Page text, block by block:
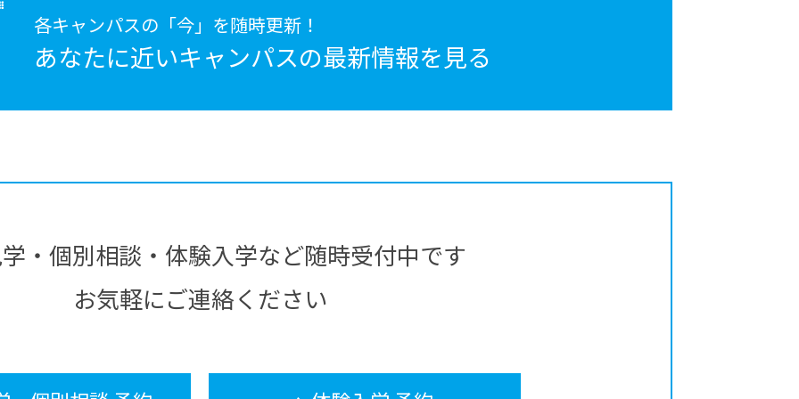
各キャンパスの「今」を随時更新！
あなたに近いキャンパスの最新情報を見る
・個別相談・体験入学など随時受付中です
お気軽にご連絡ください